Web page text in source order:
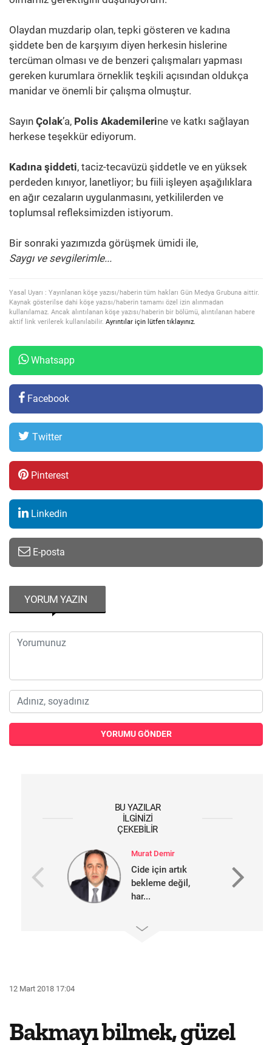
Olaydan muzdarip olan, tepki gösteren ve kadına
şiddete ben de karşıyım diyen herkesin hislerine
tercüman olması ve de benzeri çalışmaları yapması
gereken kurumlara örneklik teşkili açısından oldukça
manidar ve önemli bir çalışma olmuştur.
Sayın Çolak’a, Polis Akademilerine ve katkı sağlayan
herkese teşekkür ediyorum.
Kadına şiddeti, taciz-tecavüzü şiddetle ve en yüksek
perdeden kınıyor, lanetliyor; bu fiili işleyen aşağılıklara
en ağır cezaların uygulanmasını, yetkililerden ve
toplumsal refleksimizden istiyorum.
Bir sonraki yazımızda görüşmek ümidi ile,
Saygı ve sevgilerimle...
Yasal Uyarı : Yayınlanan köşe yazısı/haberin tüm hakları Gün Medya Grubuna aittir.
Kaynak gösterilse dahi köşe yazısı/haberin tamamı özel izin alınmadan
kullanılamaz. Ancak alıntılanan köşe yazısı/haberin bir bölümü, alıntılanan habere
aktif link verilerek kullanılabilir. Ayrıntılar için lütfen tıklayınız.
Whatsapp
Facebook
Twitter
Pinterest
Linkedin
E-posta
YORUM YAZIN
YORUMU GÖNDER
BU YAZILAR
İLGINIZI
ÇEKEBILIR
Murat Demir
Cide için artık
bekleme değil,
har...
12 Mart 2018 17:04
Bakmayı bilmek, güzel